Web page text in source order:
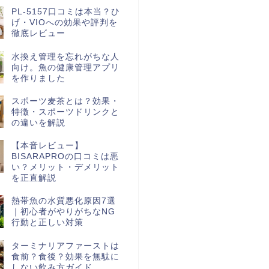
PL-5157口コミは本当？ひ
げ・VIOへの効果や評判を
徹底レビュー
水換え管理を忘れがちな人
向け。魚の健康管理アプリ
を作りました
スポーツ麦茶とは？効果・
特徴・スポーツドリンクと
の違いを解説
【本音レビュー】
BISARAPROの口コミは悪
い？メリット・デメリット
を正直解説
熱帯魚の水質悪化原因7選
｜初心者がやりがちなNG
行動と正しい対策
ターミナリアファーストは
食前？食後？効果を無駄に